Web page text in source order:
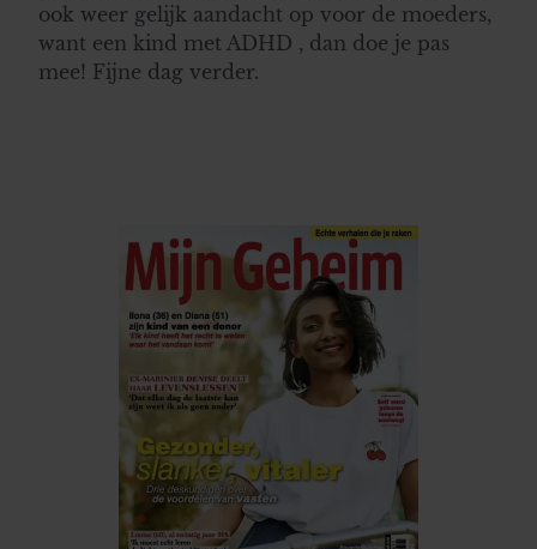
ook weer gelijk aandacht op voor de moeders,
want een kind met ADHD , dan doe je pas
mee! Fijne dag verder.